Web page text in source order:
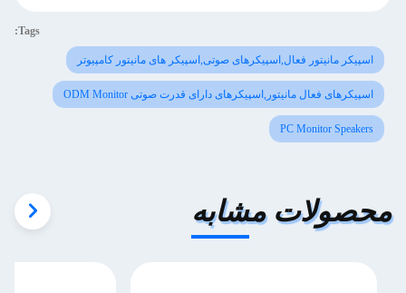
Tags:
اسپیکر مانیتور فعال,اسپیکرهای صوتی,اسپیکر های مانیتور کامپیوتر
اسپیکرهای فعال مانیتور,اسپیکرهای دارای قدرت صوتی ODM Monitor
PC Monitor Speakers
محصولات مشابه